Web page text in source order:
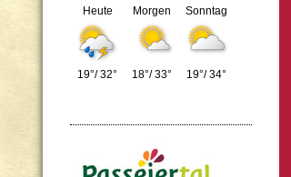
Heute
19°/ 32°
Morgen
18°/ 33°
Sonntag
19°/ 34°